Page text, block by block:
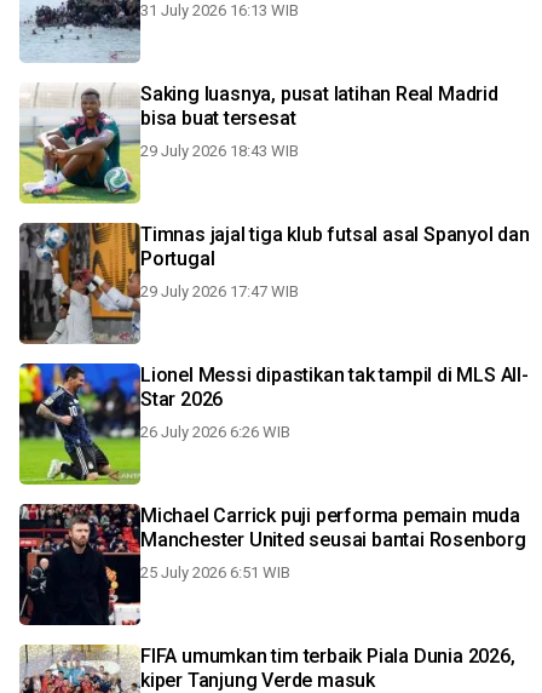
31 July 2026 16:13 WIB
Saking luasnya, pusat latihan Real Madrid
bisa buat tersesat
29 July 2026 18:43 WIB
Timnas jajal tiga klub futsal asal Spanyol dan
Portugal
29 July 2026 17:47 WIB
Lionel Messi dipastikan tak tampil di MLS All-
Star 2026
26 July 2026 6:26 WIB
Michael Carrick puji performa pemain muda
Manchester United seusai bantai Rosenborg
25 July 2026 6:51 WIB
FIFA umumkan tim terbaik Piala Dunia 2026,
kiper Tanjung Verde masuk